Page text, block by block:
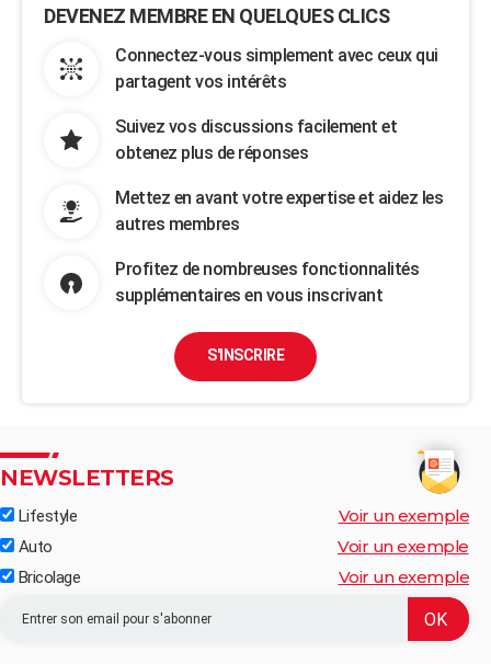
DEVENEZ MEMBRE EN QUELQUES CLICS
Connectez-vous simplement avec ceux qui
partagent vos intérêts
Suivez vos discussions facilement et
obtenez plus de réponses
Mettez en avant votre expertise et aidez les
autres membres
Profitez de nombreuses fonctionnalités
supplémentaires en vous inscrivant
S'INSCRIRE
NEWSLETTERS
Lifestyle Voir un exemple
Auto Voir un exemple
Bricolage Voir un exemple